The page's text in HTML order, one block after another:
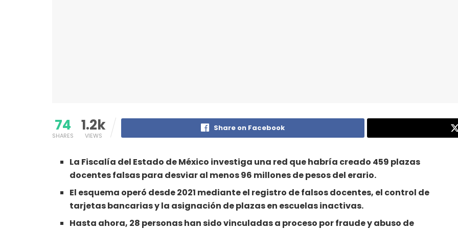
74
SHARES
1.2k
VIEWS
Share on Facebook
La Fiscalía del Estado de México investiga una red que habría creado 459 plazas
docentes falsas para desviar al menos 96 millones de pesos del erario.
El esquema operó desde 2021 mediante el registro de falsos docentes, el control de
tarjetas bancarias y la asignación de plazas en escuelas inactivas.
Hasta ahora, 28 personas han sido vinculadas a proceso por fraude y abuso de